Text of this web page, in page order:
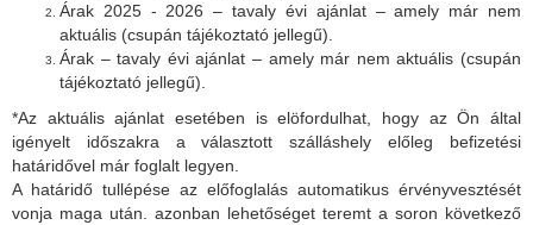
Árak 2025 - 2026 – tavaly évi ajánlat – amely már nem
aktuális (csupán tájékoztató jellegű).
Árak – tavaly évi ajánlat – amely már nem aktuális (csupán
tájékoztató jellegű).
*Az aktuális ajánlat esetében is elöfordulhat, hogy az Ön által
igényelt időszakra a választott szálláshely előleg befizetési
határidővel már foglalt legyen.
A határidő tullépése az előfoglalás automatikus érvényvesztését
vonja maga után. azonban lehetőséget teremt a soron következő